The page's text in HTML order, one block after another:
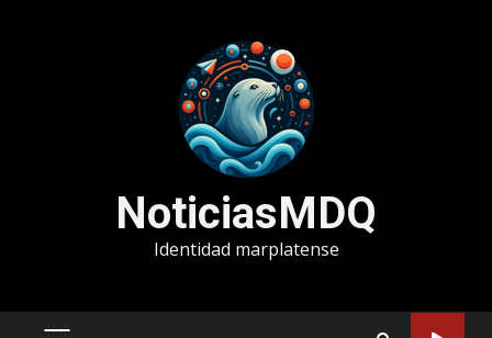
NoticiasMDQ
Identidad marplatense